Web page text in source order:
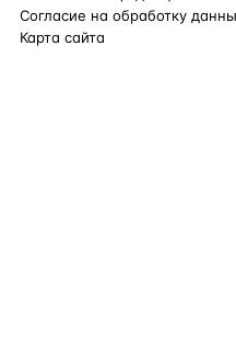
Согласие на обработку
Карта сайта